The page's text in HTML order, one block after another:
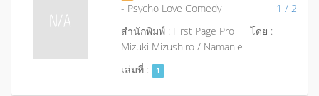
- Psycho Love Comedy
1 / 2
สำนักพิมพ์ : First Page Pro
โดย :
Mizuki Mizushiro / Namanie
เล่มที่ :
1